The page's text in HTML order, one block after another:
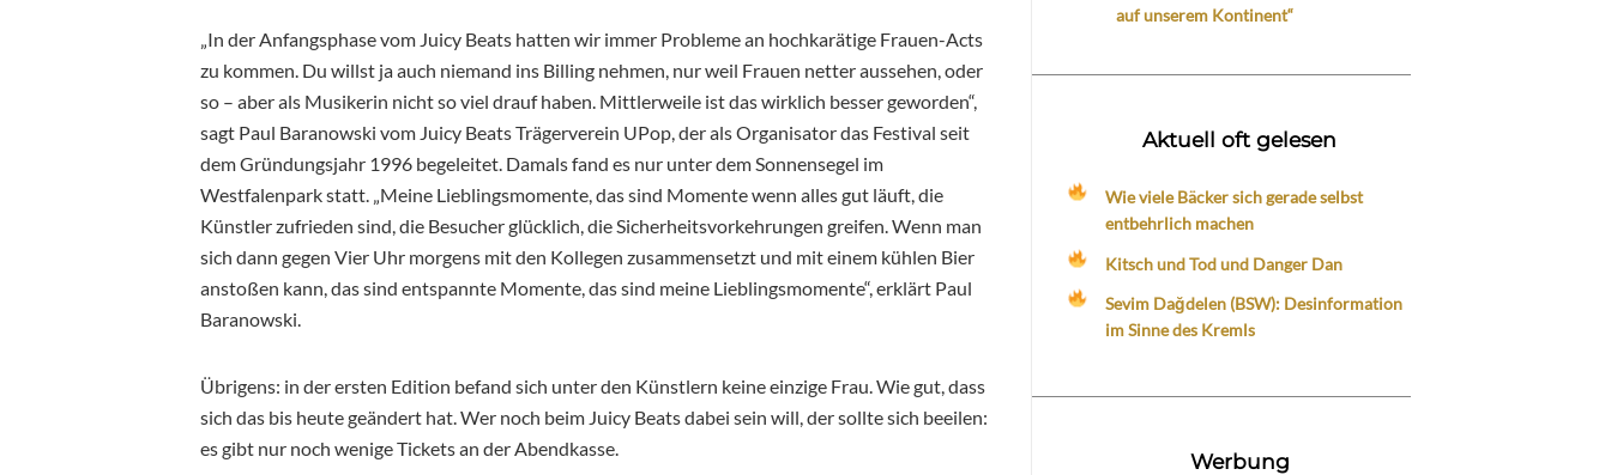
„In der Anfangsphase vom Juicy Beats hatten wir immer Probleme an hochkarätige Frauen-Acts
zu kommen. Du willst ja auch niemand ins Billing nehmen, nur weil Frauen netter aussehen, oder
so – aber als Musikerin nicht so viel drauf haben. Mittlerweile ist das wirklich besser geworden“,
sagt Paul Baranowski vom Juicy Beats Trägerverein UPop, der als Organisator das Festival seit
dem Gründungsjahr 1996 begeleitet. Damals fand es nur unter dem Sonnensegel im
Westfalenpark statt. „Meine Lieblingsmomente, das sind Momente wenn alles gut läuft, die
Künstler zufrieden sind, die Besucher glücklich, die Sicherheitsvorkehrungen greifen. Wenn man
sich dann gegen Vier Uhr morgens mit den Kollegen zusammensetzt und mit einem kühlen Bier
anstoßen kann, das sind entspannte Momente, das sind meine Lieblingsmomente“, erklärt Paul
Baranowski.
Übrigens: in der ersten Edition befand sich unter den Künstlern keine einzige Frau. Wie gut, dass
sich das bis heute geändert hat. Wer noch beim Juicy Beats dabei sein will, der sollte sich beeilen:
es gibt nur noch wenige Tickets an der Abendkasse.
auf unserem Kontinent“
Aktuell oft gelesen
Wie viele Bäcker sich gerade selbst
entbehrlich machen
Kitsch und Tod und Danger Dan
Sevim Dağdelen (BSW): Desinformation
im Sinne des Kremls
Werbung